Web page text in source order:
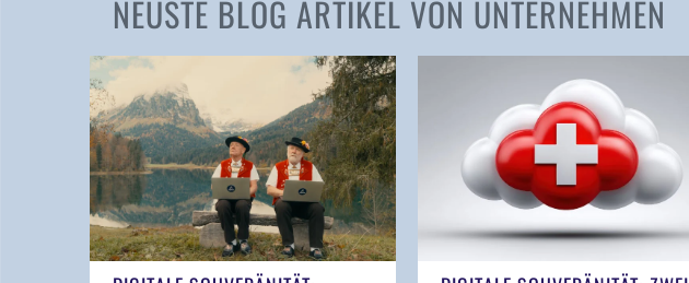
NEUSTE BLOG ARTIKEL VON UNTERNEHMEN